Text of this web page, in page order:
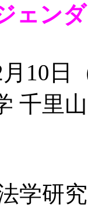
ェン
10日
千里
学研